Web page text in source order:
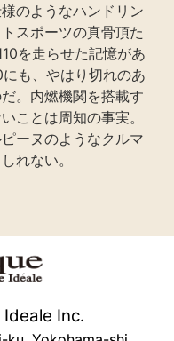
のようなハンドリン
スポーツの真骨頂た
を走らせた記憶があ
も、やはり切れのあ
。内燃機関を搭載す
ことは周知の事実。
ーヌのようなクルマ
れない。
Inc.